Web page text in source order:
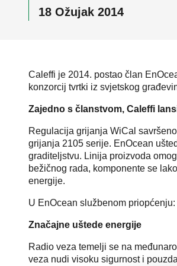
18 Ožujak 2014
Caleffi je 2014. postao član
konzorcij tvrtki iz svjetskog
Zajedno s članstvom, Caleffi
Regulacija grijanja WiCal
grijanja 2105 serije. EnOcean
graditeljstvu. Linija proizvoda
bežičnog rada, komponente se
energije.
U EnOcean službenom priopćenju:
Značajne uštede energije
Radio veza temelji se na
veza nudi visoku sigurnost i